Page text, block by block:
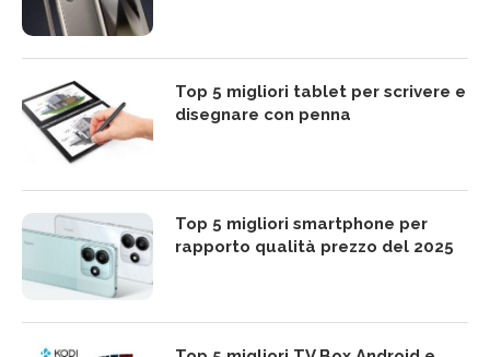
Top 5 migliori tablet per scrivere e
disegnare con penna
Top 5 migliori smartphone per
rapporto qualità prezzo del 2025